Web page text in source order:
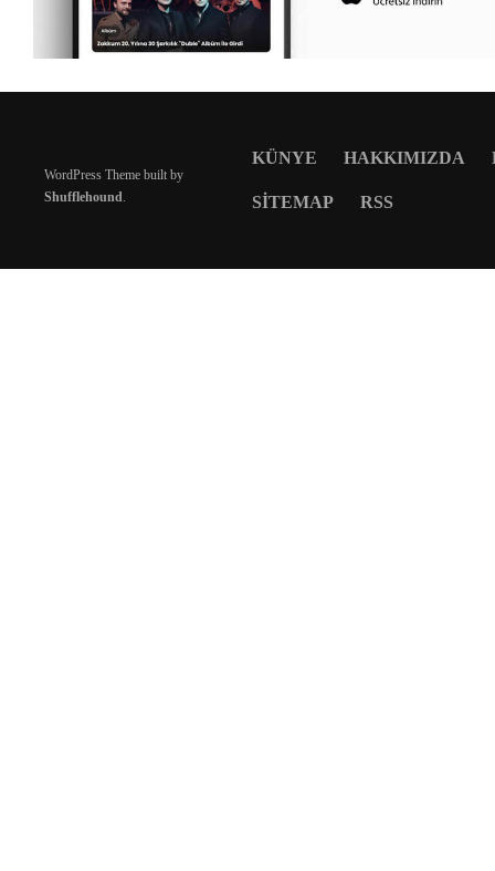
WordPress Theme built by
Shufflehound.
KÜNYE HAKKIMIZDA
SITEMAP RSS